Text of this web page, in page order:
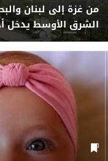
من غزة إلى لبنان
الشرق الأوسط يدخل